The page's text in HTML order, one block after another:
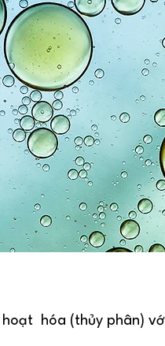
hóa (thủy phân)